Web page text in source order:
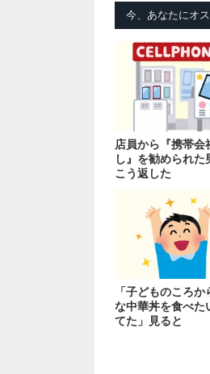
今、あなたにオ
店員から『携帯会
し』を勧められ
こう返した
「子どものころ
な中華丼を食べた
てた」見ると